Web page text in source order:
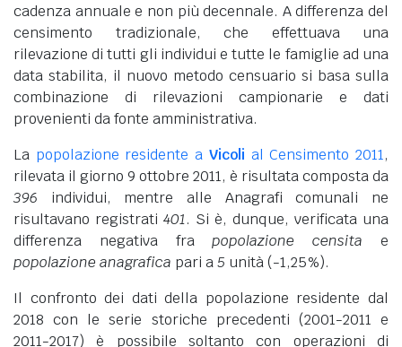
cadenza annuale e non più decennale. A differenza del
censimento tradizionale, che effettuava una
rilevazione di tutti gli individui e tutte le famiglie ad una
data stabilita, il nuovo metodo censuario si basa sulla
combinazione di rilevazioni campionarie e dati
provenienti da fonte amministrativa.
La popolazione residente a Vicoli al Censimento 2011,
rilevata il giorno 9 ottobre 2011, è risultata composta da
396 individui, mentre alle Anagrafi comunali ne
risultavano registrati 401. Si è, dunque, verificata una
differenza negativa frapopolazione censita e
popolazione anagrafica pari a5 unità (-1,25%).
Il confronto dei dati della popolazione residente dal
2018 con le serie storiche precedenti (2001-2011 e
2011-2017) è possibile soltanto con operazioni di